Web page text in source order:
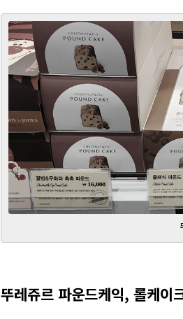
뚜레쥬르 파운드케익, 롤케이